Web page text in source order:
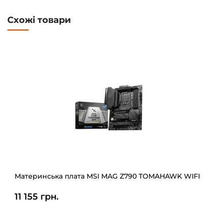
Схожі товари
Материнська плата MSI MAG Z790 TOMAHAWK WIFI
11 155 грн.